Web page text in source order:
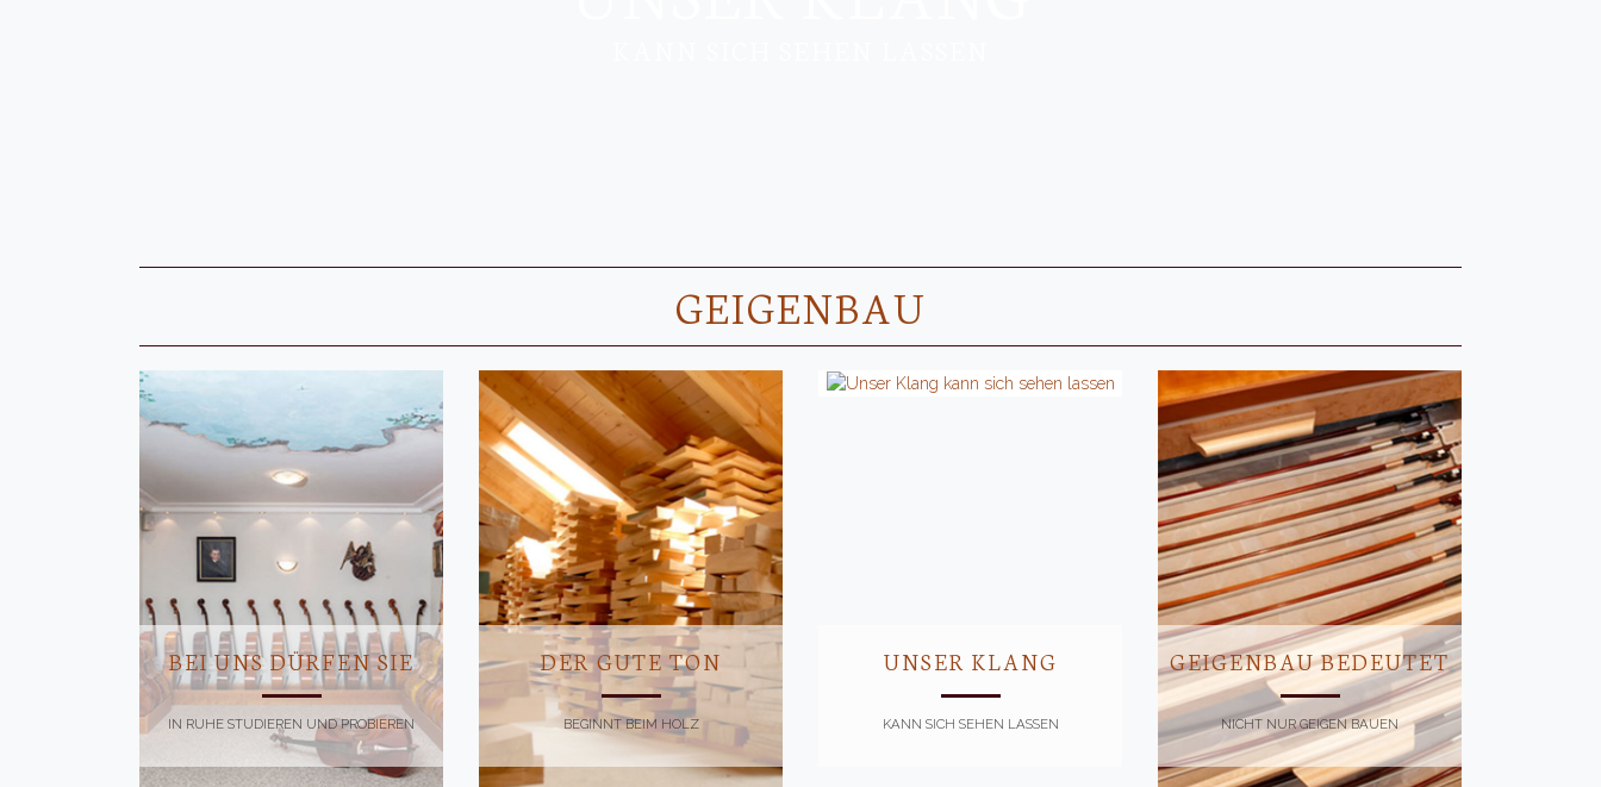
GEIGENBAU
BEI UNS DÜRFEN SIE
IN RUHE STUDIEREN UND PROBIEREN
DER GUTE TON
BEGINNT BEIM HOLZ
UNSER KLANG
KANN SICH SEHEN LASSEN
GEIGENBAU BEDEUTET
NICHT NUR GEIGEN BAUEN